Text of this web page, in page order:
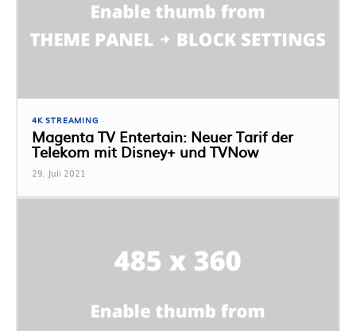
4K STREAMING
Magenta TV Entertain: Neuer Tarif der
Telekom mit Disney+ und TVNow
29. Juli 2021